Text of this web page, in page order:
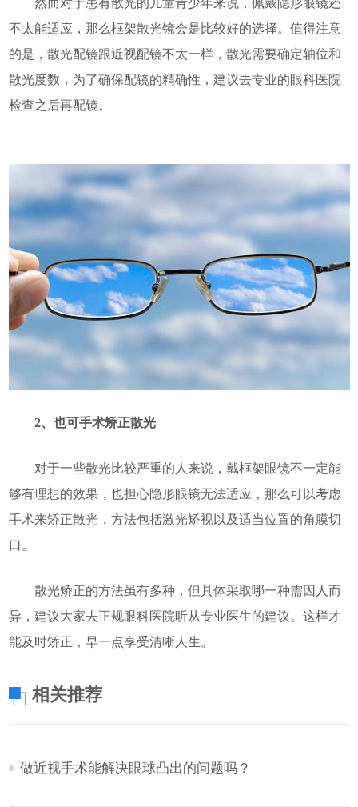
然而对于患有散光的儿童青少年来说，佩戴隐形眼镜还
不太能适应，那么框架散光镜会是比较好的选择。值得注意
的是，散光配镜跟近视配镜不太一样，散光需要确定轴位和
散光度数，为了确保配镜的精确性，建议去专业的眼科医院
检查之后再配镜。
2、也可手术矫正散光
对于一些散光比较严重的人来说，戴框架眼镜不一定能
够有理想的效果，也担心隐形眼镜无法适应，那么可以考虑
手术来矫正散光，方法包括激光矫视以及适当位置的角膜切
口。
散光矫正的方法虽有多种，但具体采取哪一种需因人而
异，建议大家去正规眼科医院听从专业医生的建议。这样才
能及时矫正，早一点享受清晰人生。
相关推荐
做近视手术能解决眼球凸出的问题吗？